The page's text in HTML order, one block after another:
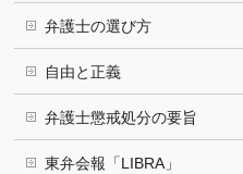
弁護士の選び方
自由と正義
弁護士懲戒処分の要旨
東弁会報「LIBRA」